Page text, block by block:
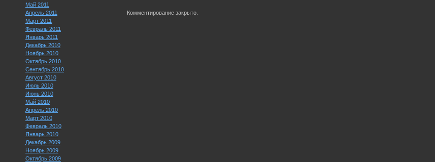
Май 2011
Апрель 2011
Март 2011
Февраль 2011
Январь 2011
Декабрь 2010
Ноябрь 2010
Октябрь 2010
Сентябрь 2010
Август 2010
Июль 2010
Июнь 2010
Май 2010
Апрель 2010
Март 2010
Февраль 2010
Январь 2010
Декабрь 2009
Ноябрь 2009
Октябрь 2009
Комментирование закрыто.